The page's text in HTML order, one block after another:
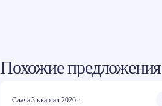
Похожие предложения
Сдача 3 квартал 2026 г.